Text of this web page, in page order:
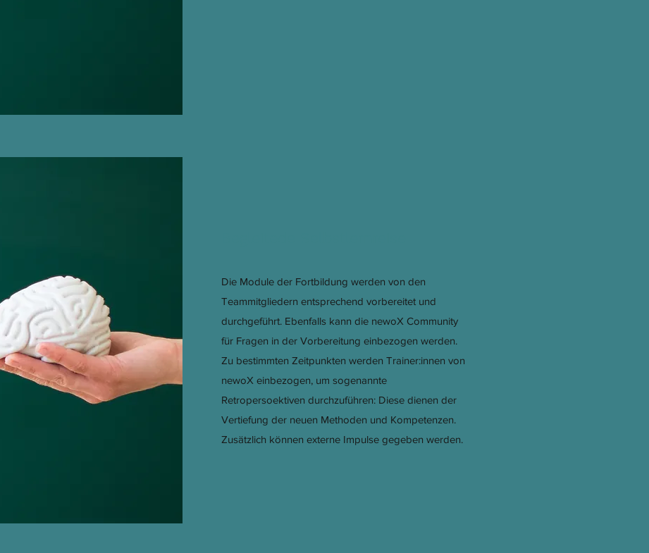
Die Module der Fortbildung werden von den
Teammitgliedern entsprechend vorbereitet und
durchgeführt. Ebenfalls kann die newoX Community
für Fragen in der Vorbereitung einbezogen werden.
Zu bestimmten Zeitpunkten werden Trainer:innen von
newoX einbezogen, um sogenannte
Retropersoektiven durchzuführen: Diese dienen der
Vertiefung der neuen Methoden und Kompetenzen.
Zusätzlich können externe Impulse gegeben werden.